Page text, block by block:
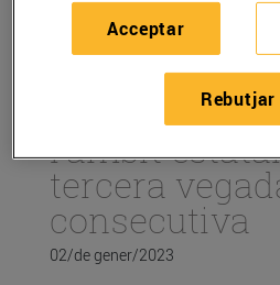
ACTUALITAT
Som el
online més
l'àmbit
tercera
consecutiva
02/de gener/2023
Rebutjar
Acceptar